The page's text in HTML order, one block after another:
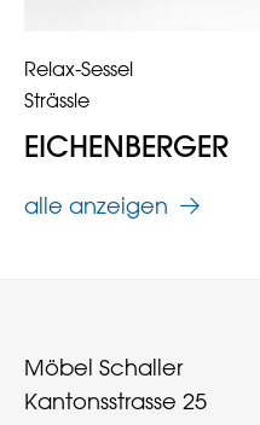
alle anzeigen
Relax-Sessel
Strässle
EICHENBERGER
Möbel Schaller
Kantonsstrasse 25